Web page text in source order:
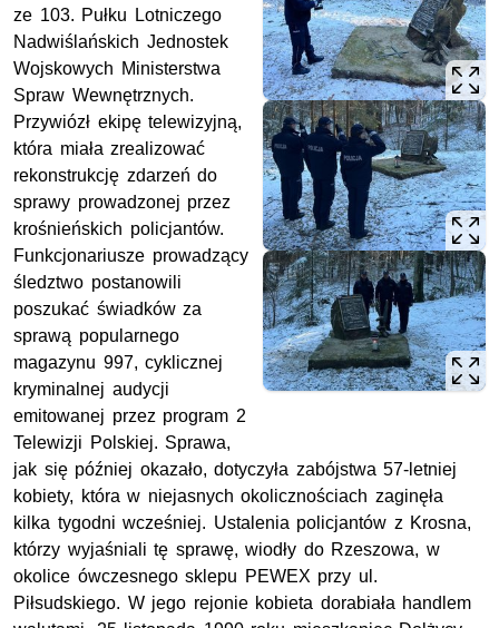
ze 103. Pułku Lotniczego
Nadwiślańskich Jednostek
Wojskowych Ministerstwa
Spraw Wewnętrznych.
Przywiózł ekipę telewizyjną,
która miała zrealizować
rekonstrukcję zdarzeń do
sprawy prowadzonej przez
krośnieńskich policjantów.
Funkcjonariusze prowadzący
śledztwo postanowili
poszukać świadków za
sprawą popularnego
magazynu 997, cyklicznej
kryminalnej audycji
emitowanej przez program 2
Telewizji Polskiej. Sprawa,
jak się później okazało, dotyczyła zabójstwa 57-letniej
kobiety, która w niejasnych okolicznościach zaginęła
kilka tygodni wcześniej. Ustalenia policjantów z Krosna,
którzy wyjaśniali tę sprawę, wiodły do Rzeszowa, w
okolice ówczesnego sklepu PEWEX przy ul.
Piłsudskiego. W jego rejonie kobieta dorabiała handlem